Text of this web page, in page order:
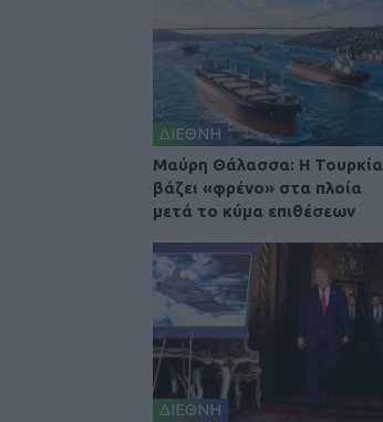
ΔΙΕΘΝΗ
Μαύρη Θάλασσα: Η Τουρκία
βάζει «φρένο» στα πλοία
μετά το κύμα επιθέσεων
ΔΙΕΘΝΗ